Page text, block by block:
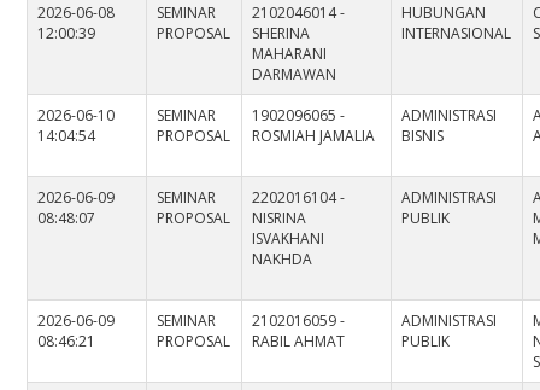
2026-06-08
12:00:39
SEMINAR
PROPOSAL
2102046014 -
SHERINA
MAHARANI
DARMAWAN
HUBUNGAN
INTERNASIONAL
2026-06-10
14:04:54
SEMINAR
PROPOSAL
1902096065 -
ROSMIAH JAMALIA
ADMINISTRASI
BISNIS
2026-06-09
08:48:07
SEMINAR
PROPOSAL
2202016104 -
NISRINA
ISVAKHANI
NAKHDA
ADMINISTRASI
PUBLIK
2026-06-09
08:46:21
SEMINAR
PROPOSAL
2102016059 -
RABIL AHMAT
ADMINISTRASI
PUBLIK